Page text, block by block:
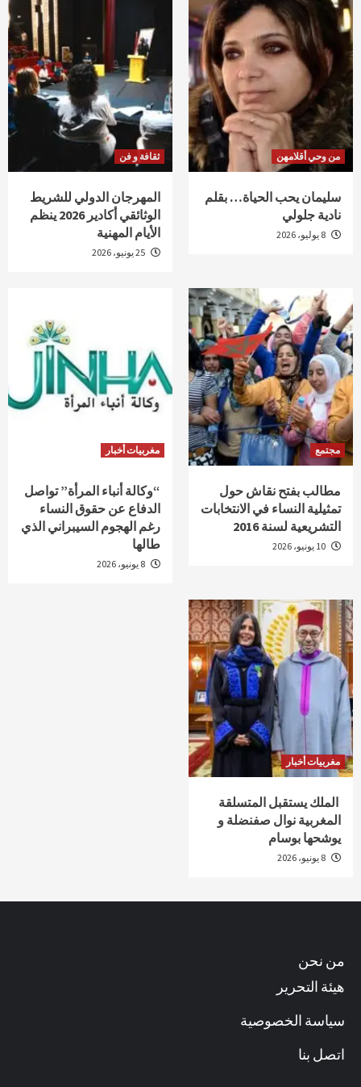
من وحي أقلامهن
سليمان يحب الحياة… بقلم
نادية جلولي
ثقافة و فن
المهرجان الدولي للشريط
الوثائقي أكادير 2026 ينظم
الأيام المهنية
مجتمع
مطالب بفتح نقاش حول
تمثيلية النساء في الانتخابات
التشريعية لسنة 2016
مغربيات أخبار
“وكالة أنباء المرأة” تواصل
الدفاع عن حقوق النساء
رغم الهجوم السيبراني الذي
طالها
مغربيات أخبار
الملك يستقبل المتسلقة
المغربية نوال صفنضلة و
يوشحها بوسام
من نحن
هيئة التحرير
سياسة الخصوصية
اتصل بنا